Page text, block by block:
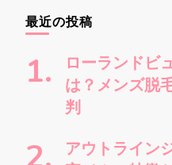
お
探
し
で
?
最近の投稿
ローランドビ
は？メンズ脱
判
アウトライン